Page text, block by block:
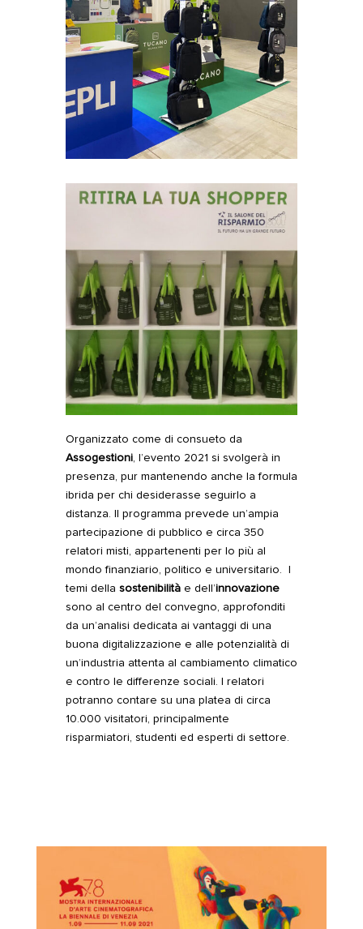
Organizzato come di consueto da
Assogestioni, l’evento 2021 si svolgerà in
presenza, pur mantenendo anche la formula
ibrida per chi desiderasse seguirlo a
distanza. Il programma prevede un’ampia
partecipazione di pubblico e circa 350
relatori misti, appartenenti per lo più al
mondo finanziario, politico e universitario. I
temi della sostenibilitàe dell’innovazione
sono al centro del convegno, approfonditi
da un’analisi dedicata ai vantaggi di una
buona digitalizzazione e alle potenzialità di
un’industria attenta al cambiamento climatico
e contro le differenze sociali. I relatori
potranno contare su una platea di circa
10.000 visitatori, principalmente
risparmiatori, studenti ed esperti di settore.